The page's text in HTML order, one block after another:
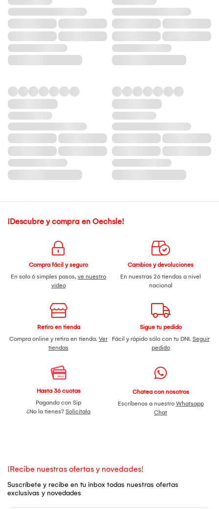
¡Descubre y compra en Oechsle!
Compra fácil y seguro
En solo 6 simples pasos, ve nuestro
video
Cambios y devoluciones
En nuestras 26 tiendas a nivel
nacional
Retiro en tienda
Compra online y retira en tienda. Ver
tiendas
Sigue tu pedido
Fácil y rápido sólo con tu DNI. Seguir
pedido
Hasta 36 cuotas
Pagando con Sip
¿No la tienes? Solicítala
Chatea con nosotros
Escríbenos a nuestro Whatsapp
Chat
¡Recibe nuestras ofertas y novedades!
Suscríbete y recibe en tu inbox todas nuestras ofertas
exclusivas y novedades